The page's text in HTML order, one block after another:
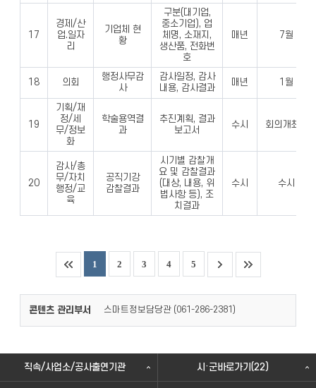
17
경제/산
업.일자
리
기업체 현
황
구분(대기업,
중소기업), 업
체명, 소재지,
생산품, 전화번
호
매년 7월
18 의회
행정사무감
사
감사일정, 감사
내용, 감사결과
매년 1월
19
기획/재
정/세
무/정보
화
학술용역결
과
추진계획, 결과
보고서
수시 회의개최시
20
감사/총
무/자치
행정/교
육
공직기강
감찰결과
시기별 감찰개
요 및 감찰결과
(대상, 내용, 위
법사항 등), 조
치결과
수시 수시
1 2 3 4 5
콘텐츠 관리부서 스마트정보담당관 (061-286-2381 )
직속/사업소/공사출연기관 시·군바로가기(22)